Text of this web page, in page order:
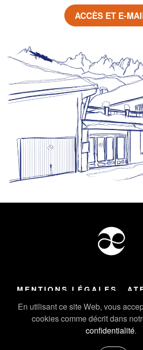
En utilisant ce site Web, vous
cookies comme décrit dans
confidentialité.
ACCÈS ET E-
MENTIONS LÉGALES